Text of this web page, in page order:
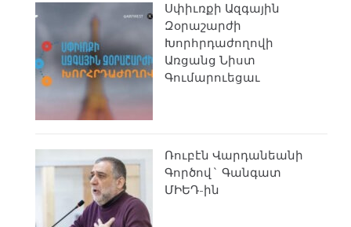
Սփիւռքի Ազգային
Զօրաշարժի
Խորհրդաժողովի
Առցանց Նիստ
Գումարուեցաւ
Ռուբէն Վարդանեանի
Գործով` Գանգատ
ՄԻԵԴ-ին